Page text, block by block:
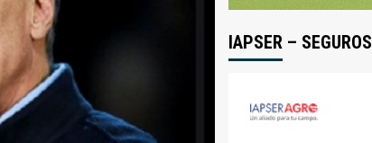
IAPSER – SEGUROS